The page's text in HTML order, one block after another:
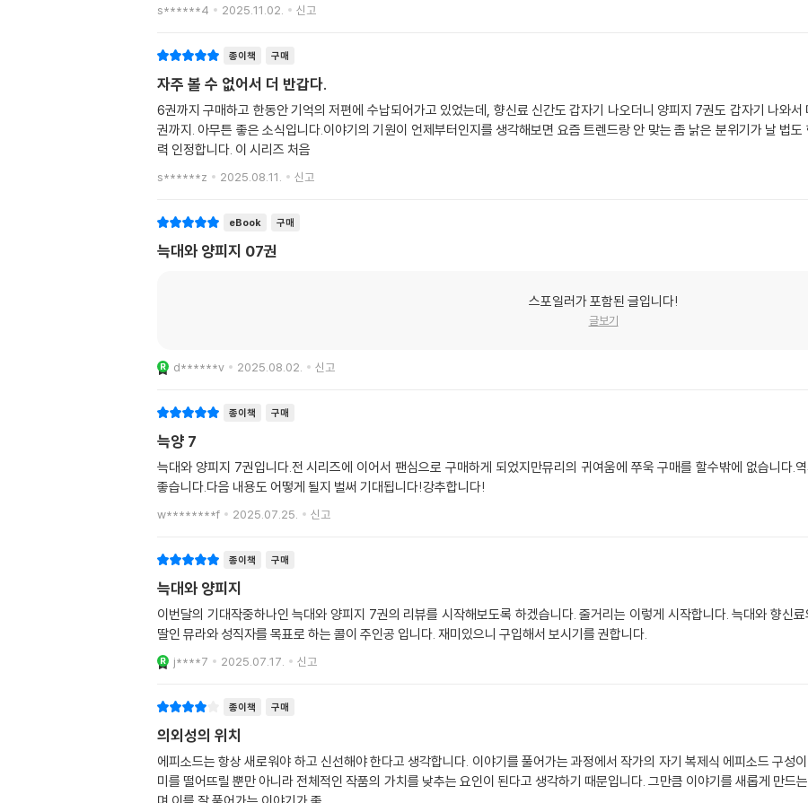
s******4 2025.11.02. 신고
종이책 구매
자주 볼 수 없어서 더 반갑다.
6권까지 구매하고 한동안 기억의 저편에 수납되어가고 있었는데, 향신료 신간도 갑자기 나오더니 양피지 7권도 갑자기 나와
권까지. 아무튼 좋은 소식입니다.이야기의 기원이 언제부터인지를 생각해보면 요즘 트렌드랑 안 맞는 좀 낡은 분위기가 날 법
력 인정합니다. 이 시리즈 처음
s******z 2025.08.11. 신고
eBook 구매
늑대와 양피지 07권
스포일러가 포함된 글입니다!
글보기
d******v 2025.08.02. 신고
종이책 구매
늑양 7
늑대와 양피지 7권입니다.전 시리즈에 이어서 팬심으로 구매하게 되었지만뮤리의 귀여움에 쭈욱 구매를 할수밖에 없습니다.
좋습니다.다음 내용도 어떻게 될지 벌써 기대됩니다!강추합니다!
w********f 2025.07.25. 신고
종이책 구매
늑대와 양피지
이번달의 기대작중하나인 늑대와 양피지 7권의 리뷰를 시작해보도록 하겠습니다. 줄거리는 이렇게 시작합니다. 늑대와 향신
딸인 뮤라와 성직자를 목표로 하는 콜이 주인공 입니다. 재미있으니 구입해서 보시기를 권합니다.
j****7 2025.07.17. 신고
종이책 구매
의외성의 위치
에피소드는 항상 새로워야 하고 신선해야 한다고 생각합니다. 이야기를 풀어가는 과정에서 작가의 자기 복제식 에피소드 구성
미를 떨어뜨릴 뿐만 아니라 전체적인 작품의 가치를 낮추는 요인이 된다고 생각하기 때문입니다. 그만큼 이야기를 새롭게 만드